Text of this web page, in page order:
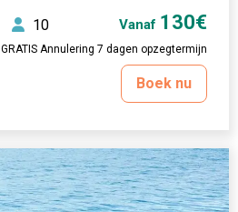
10 Vanaf 130€
GRATIS Annulering 7 dagen opzegtermijn
Boek nu